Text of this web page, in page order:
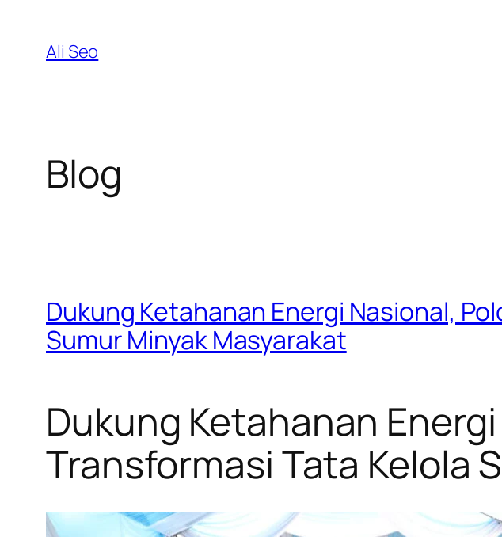
content
Ali Seo
Blog
Dukung Ketahanan Energi Nasional,
Sumur Minyak Masyarakat
Dukung Ketahanan
Transformasi Tata Kelola